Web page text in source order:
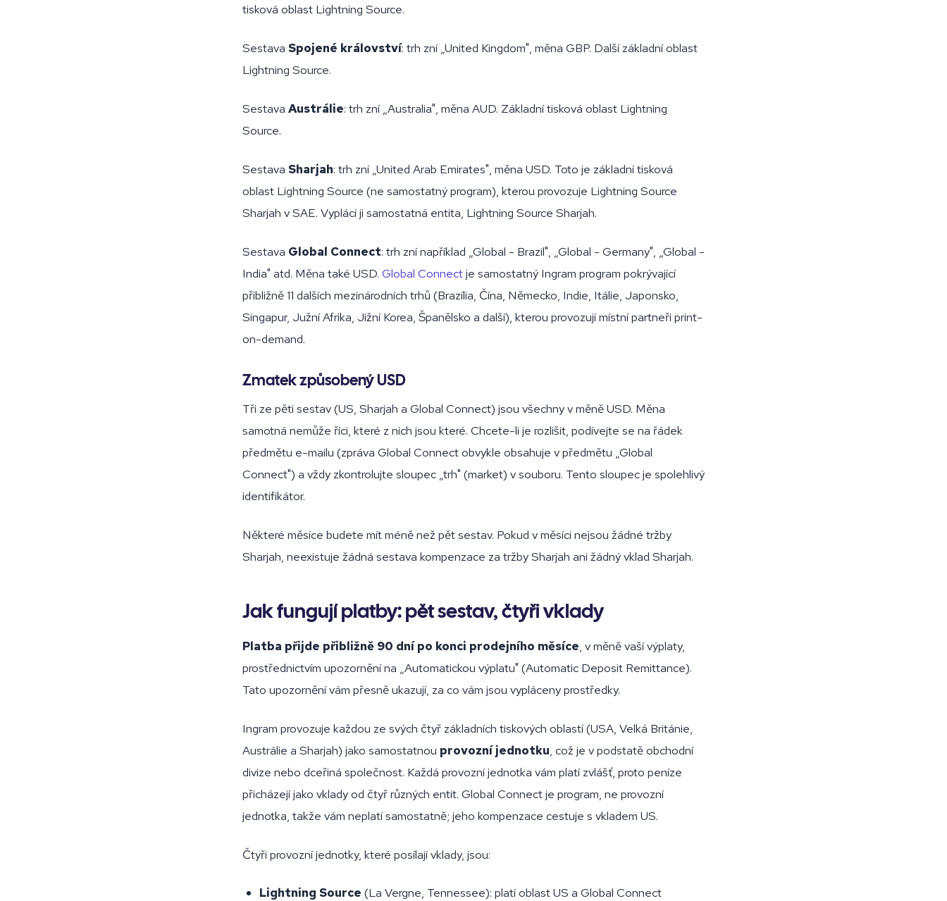
tisková oblast Lightning Source.
Sestava Spojené království: trh zní „United Kingdom", měna GBP. Další základní oblast
Lightning Source.
Sestava Austrálie: trh zní „Australia", měna AUD. Základní tisková oblast Lightning
Source.
Sestava Sharjah: trh zní „United Arab Emirates", měna USD. Toto je základní tisková
oblast Lightning Source (ne samostatný program), kterou provozuje Lightning Source
Sharjah v SAE. Vyplácí ji samostatná entita, Lightning Source Sharjah.
Sestava Global Connect: trh zní například „Global - Brazil", „Global - Germany", „Global -
India" atd. Měna také USD. Global Connectje samostatný Ingram program pokrývající
přibližně 11 dalších mezinárodních trhů (Brazília, Čína, Německo, Indie, Itálie, Japonsko,
Singapur, Južní Afrika, Jižní Korea, Španělsko a další), kterou provozují místní partneři print-
on-demand.
Zmatek způsobený USD
Tři ze pěti sestav (US, Sharjah a Global Connect) jsou všechny v měně USD. Měna
samotná nemůže říci, které z nich jsou které. Chcete-li je rozlišit, podívejte se na řádek
předmětu e-mailu (zpráva Global Connect obvykle obsahuje v předmětu „Global
Connect") a vždy zkontrolujte sloupec „trh" (market) v souboru. Tento sloupec je spolehlivý
identifikátor.
Některé měsíce budete mít méně než pět sestav. Pokud v měsíci nejsou žádné tržby
Sharjah, neexistuje žádná sestava kompenzace za tržby Sharjah ani žádný vklad Sharjah.
Jak fungují platby: pět sestav, čtyři vklady
Platba přijde přibližně 90 dní po konci prodejního měsíce, v měně vaší výplaty,
prostřednictvím upozornění na „Automatickou výplatu" (Automatic Deposit Remittance).
Tato upozornění vám přesně ukazují, za co vám jsou vypláceny prostředky.
Ingram provozuje každou ze svých čtyř základních tiskových oblastí (USA, Velká Británie,
Austrálie a Sharjah) jako samostatnou provozní jednotku, což je v podstatě obchodní
divize nebo dceřiná společnost. Každá provozní jednotka vám platí zvlášť, proto peníze
přicházejí jako vklady od čtyř různých entit. Global Connect je program, ne provozní
jednotka, takže vám neplatí samostatně; jeho kompenzace cestuje s vkladem US.
Čtyři provozní jednotky, které posílají vklady, jsou:
Lightning Source (La Vergne, Tennessee): platí oblast US a Global Connect